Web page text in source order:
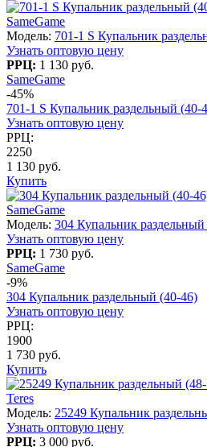
SameGame
Модель: 701-1 S Купальник
Узнать оптовую цену
РРЦ: 1 130 руб.
SameGame
-45%
701-1 S Купальник раздельный (40-
Узнать оптовую цену
РРЦ:
2250
1 130 руб.
Купить
SameGame
Модель: 304 Купальник
Узнать оптовую цену
РРЦ: 1 730 руб.
SameGame
-9%
304 Купальник раздельный (40-46)
Узнать оптовую цену
РРЦ:
1900
1 730 руб.
Купить
Teres
Модель: 25249 Купальник
Узнать оптовую цену
РРЦ: 3 000 руб.